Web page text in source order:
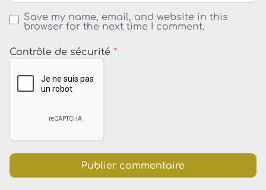
Save my name, email, and website in this
browser for the next time I comment.
Contrôle de sécurité *